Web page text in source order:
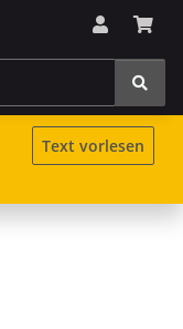
Text vorlesen